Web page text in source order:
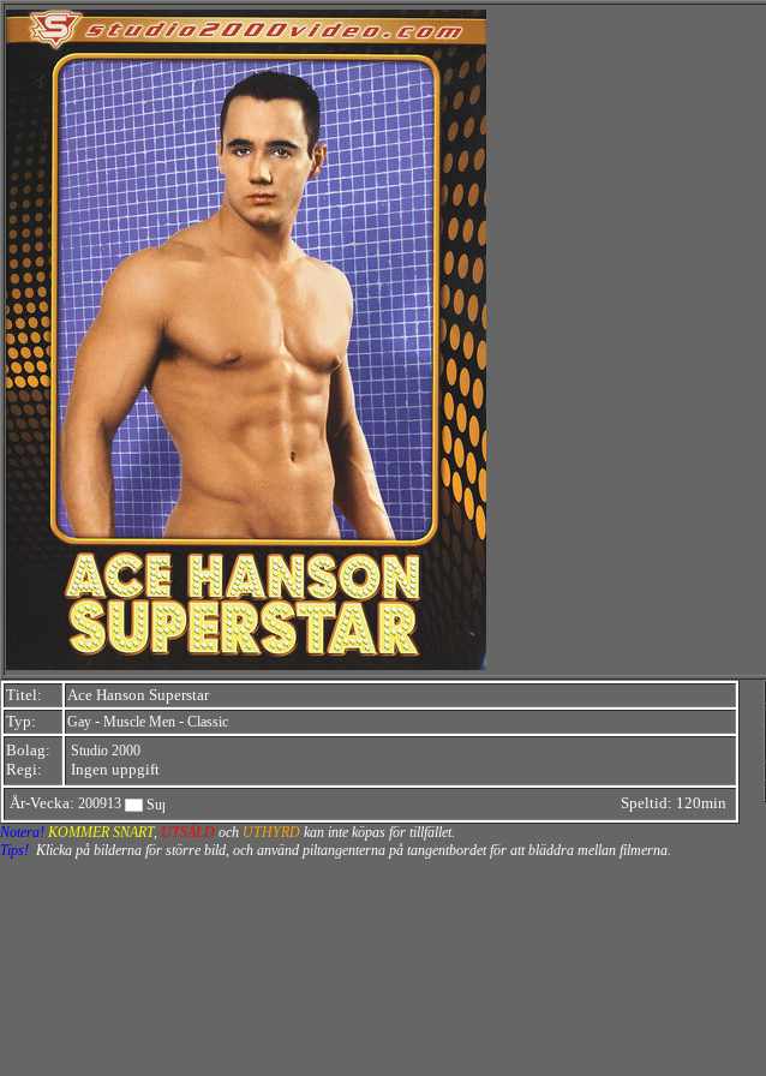
Titel:
Ace Hanson Superstar
Typ:
Gay - Muscle Men - Classic
Bolag:
Regi:
Studio 2000
Ingen uppgift
År-Vecka: 200913 Speltid: 120min
Notera! KOMMER SNART, UTSÅLD och UTHYRD kan inte köpas för tillfället.
Tips! Klicka på bilderna för större bild, och använd piltangenterna på tangentbordet för att bläddra mellan filmerna.